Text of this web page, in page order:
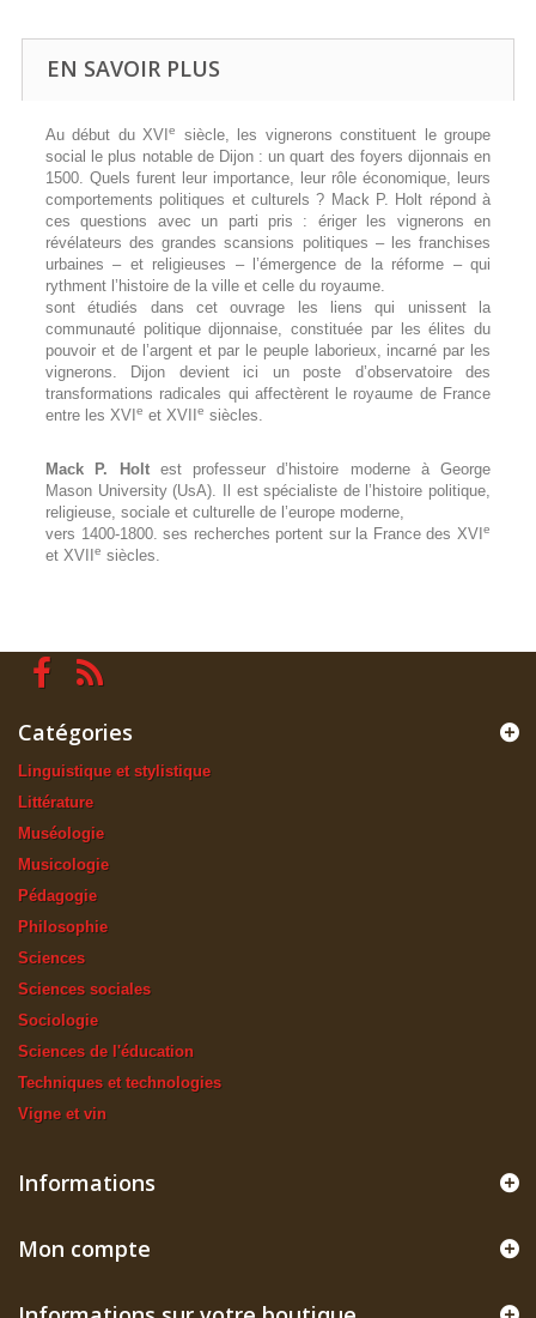
EN SAVOIR PLUS
Au début du XVIe
siècle, les vignerons constituent le groupe
social le plus notable de Dijon : un quart des foyers dijonnais en
1500. Quels furent leur importance, leur rôle économique, leurs
comportements politiques et culturels ? Mack P. Holt répond à
ces questions avec un parti pris : ériger les vignerons en
révélateurs des grandes scansions politiques – les franchises
urbaines – et religieuses – l’émergence de la réforme – qui
rythment l’histoire de la ville et celle du royaume.
sont étudiés dans cet ouvrage les liens qui unissent la
communauté politique dijonnaise, constituée par les élites du
pouvoir et de l’argent et par le peuple laborieux, incarné par les
vignerons. Dijon devient ici un poste d’observatoire des
transformations radicales qui affectèrent le royaume de France
entre les XVI e et XVII e siècles.
Mack P. Holtest professeur d’histoire moderne à George
Mason University (UsA). Il est spécialiste de l’histoire politique,
religieuse, sociale et culturelle de l’europe moderne,
vers 1400-1800. ses recherches portent sur la France des XVI e
et XVII e siècles.
Catégories
Linguistique et stylistique
Littérature
Muséologie
Musicologie
Pédagogie
Philosophie
Sciences
Sciences sociales
Sociologie
Sciences de l'éducation
Techniques et technologies
Vigne et vin
Informations
Mon compte